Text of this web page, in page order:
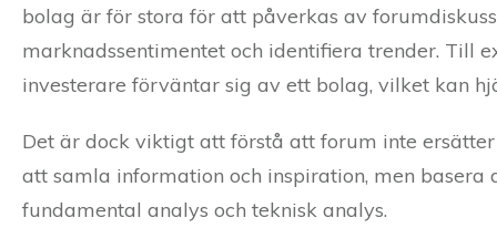
bolag är för stora för att påverkas av
marknadssentimentet och identifiera trender. Till
investerare förväntar sig av ett bolag, vilket kan
Det är dock viktigt att förstå att forum inte
att samla information och inspiration, men
fundamental analys och teknisk analys.